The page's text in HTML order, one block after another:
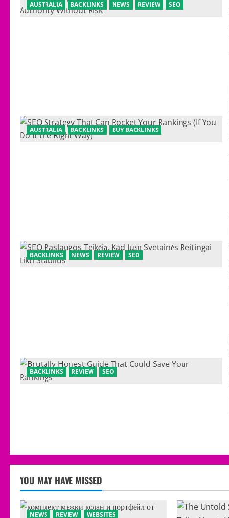
AUSTRALIA BACKLINKS NEWS REVIEW SEO
AUSTRALIA BACKLINKS BUY BACKLINKS
BACKLINKS NEWS REVIEW SEO
BACKLINKS REVIEW SEO
YOU MAY HAVE MISSED
NEWS REVIEW WEBSITES